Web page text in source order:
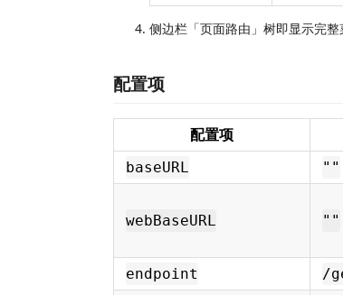
侧边栏「页面路由」树即显示完
配置项
配置项
baseURL ""
webBaseURL ""
endpoint /